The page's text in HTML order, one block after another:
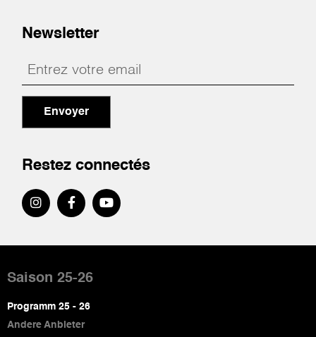
Newsletter
Envoyer
Restez connectés
de
page
Saison 25-26
Programm 25 - 26
Andere Anbieter